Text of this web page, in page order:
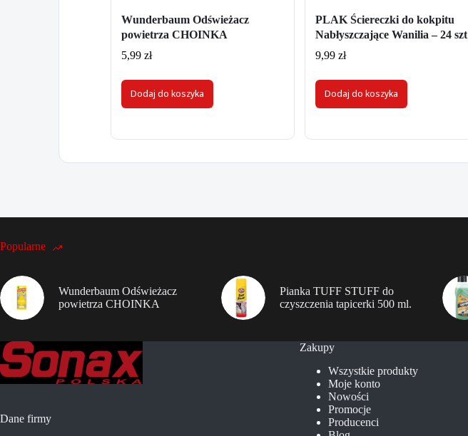
Wunderbaum Odświeżacz
powietrza CHOINKA
5,99 zł
Dodaj do koszyka
PLAK Ściereczki do kokpitu
Nabłyszczające Wanilia – 24 szt
9,99 zł
Dodaj do koszyka
Popularne
Wunderbaum Odświeżacz
powietrza CHOINKA
Pianka TUFF STUFF do
czyszczenia tapicerki 500 ml.
Dane firmy
Zakupy
Wszystkie produkty
Moje konto
Nowości
Promocje
Producenci